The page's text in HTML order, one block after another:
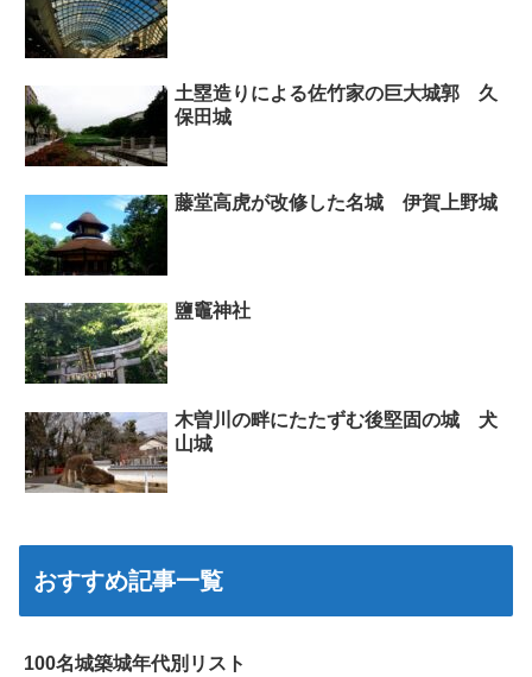
土塁造りによる佐竹家の巨大城郭 久
保田城
藤堂高虎が改修した名城 伊賀上野城
鹽竈神社
木曽川の畔にたたずむ後堅固の城 犬
山城
おすすめ記事一覧
100名城築城年代別リスト